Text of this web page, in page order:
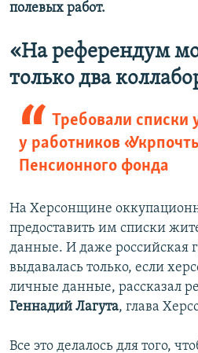
полевых работ.
«На референдум
только два
Требовали списки
у работников
Пенсионного фонда
На Херсонщине
предоставить им списки
данные. И даже российская
выдавалась только, если
личные данные, рассказал
Геннадий Лагута, глава
Все это делалось для того,